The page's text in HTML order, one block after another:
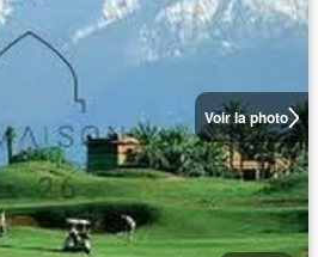
Voir la photo